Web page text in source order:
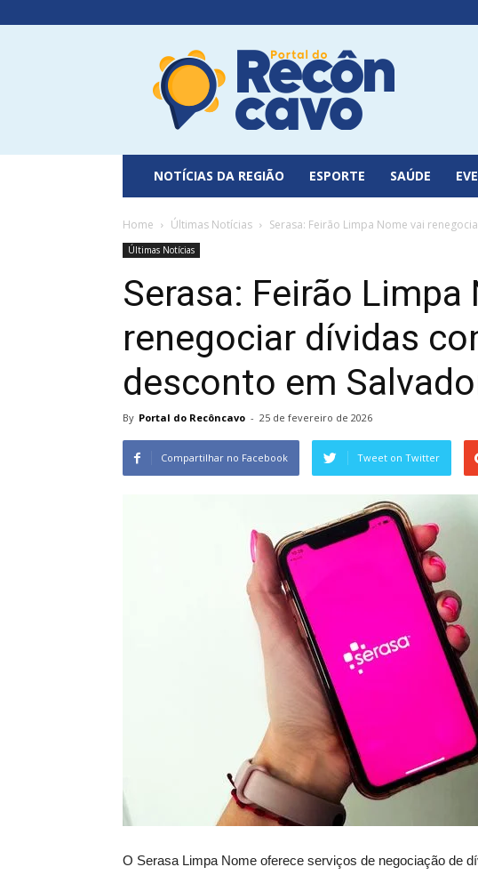
Portal
do
Recôncavo
NOTÍCIAS DA REGIÃO ESPORTE SAÚDE
Home Últimas Notícias Serasa: Feirão Limpa Nome vai
Últimas Notícias
Serasa: Feirão Limpa
renegociar dívidas
desconto em
By Portal do Recôncavo - 25 de fevereiro de 2026
Compartilhar no Facebook Tweet on Twitter
O Serasa Limpa Nome oferece serviços de negociação de